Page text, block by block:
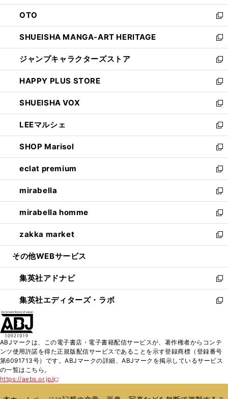
ウ
で
開
く
ン
ド
ウ
で
開
く
OTO
新
し
い
ウ
ィ
ン
ド
ウ
で
開
く
SHUEISHA MANGA-ART HERITAGE
新
し
い
ウ
ィ
ン
ド
ウ
で
開
く
ジャンプキャラクターズストア
新
し
い
ウ
ィ
ン
ド
ウ
で
開
く
HAPPY PLUS STORE
新
し
い
ウ
ィ
ン
ド
ウ
で
開
く
SHUEISHA VOX
新
し
い
ウ
ィ
ン
ド
ウ
で
開
く
LEEマルシェ
新
し
い
ウ
ィ
ン
ド
ウ
で
開
く
SHOP Marisol
新
し
い
ウ
ィ
ン
ド
ウ
で
開
eclat premium
新
し
い
ウ
ィ
ン
ド
ウ
開
く
mirabella
新
し
い
ウ
ィ
ン
ウ
で
開
く
mirabella homme
新
し
い
ウ
ン
ド
ウ
で
zakka market
新
し
ウ
ィ
ン
ド
く
その他WEBサービス
集英社アドナビ
新
し
い
ド
ウ
で
集英社エディターズ・ラボ
新
ィ
ン
ABJマークは、この電子書店・電子書籍配信サービスが、著作権者からコンテ
ンツ使用許諾を得た正規版配信サービスであることを示す登録商標（登録番号
第6091713号）です。ABJマークの詳細、ABJマークを掲示しているサービス
の一覧はこちら。
https://aebs.or.jp/
新
い